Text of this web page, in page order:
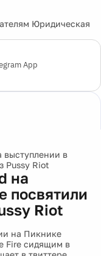
Юридическая
App
выступлении в
Pussy Riot
на
посвятили
Riot
на Пикнике
Fire сидящим в